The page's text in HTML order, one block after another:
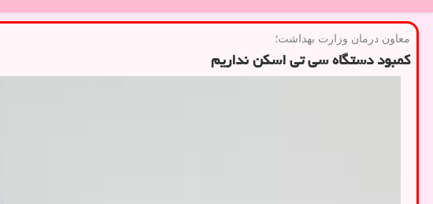
معاون درمان وزارت بهداشت؛
کمبود دستگاه سی تی اسکن نداریم